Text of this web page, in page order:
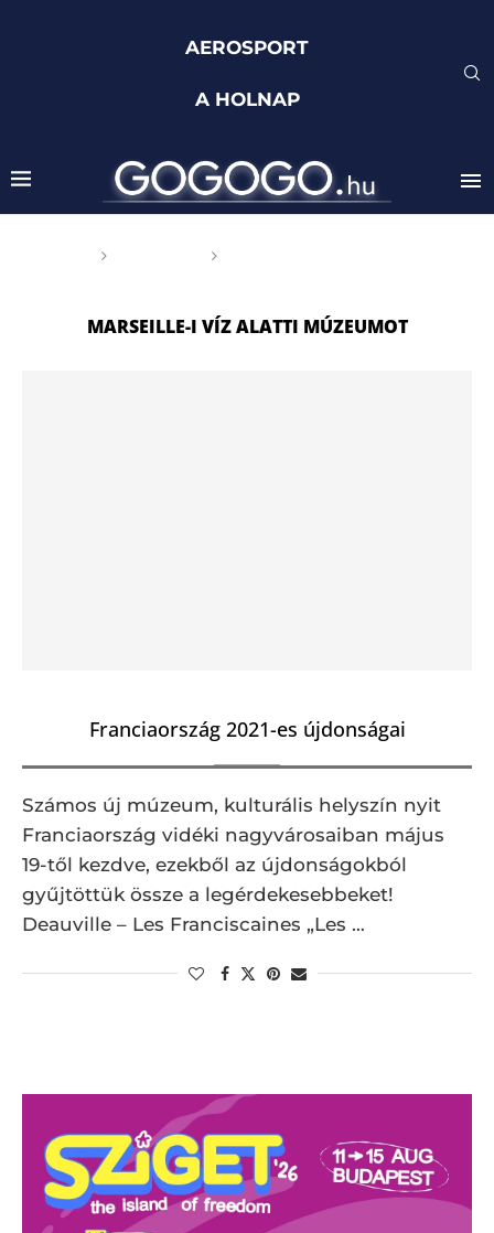
AEROSPORT
A HOLNAP
MARSEILLE-I VÍZ ALATTI MÚZEUMOT
Franciaország 2021-es újdonságai
Számos új múzeum, kulturális helyszín nyit
Franciaország vidéki nagyvárosaiban május
19-től kezdve, ezekből az újdonságokból
gyűjtöttük össze a legérdekesebbeket!
Deauville – Les Franciscaines „Les …